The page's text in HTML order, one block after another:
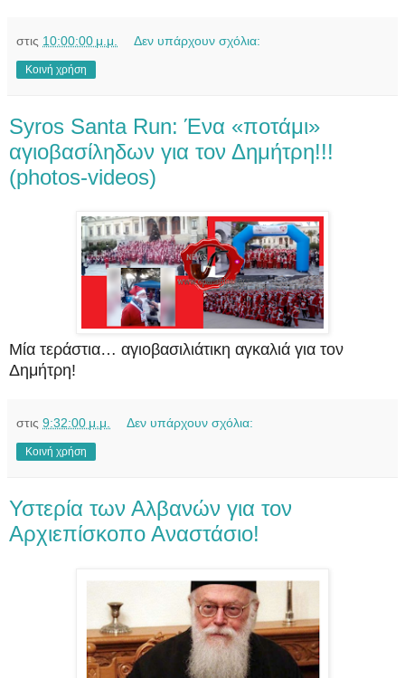
στις 10:00:00 μ.μ. Δεν υπάρχουν σχόλια:
Κοινή χρήση
Syros Santa Run: Ένα «ποτάμι»
αγιοβασίληδων για τον Δημήτρη!!!
(photos-videos)
Μία τεράστια… αγιοβασιλιάτικη αγκαλιά για τον
Δημήτρη!
στις 9:32:00 μ.μ. Δεν υπάρχουν σχόλια:
Κοινή χρήση
Υστερία των Αλβανών για τον
Αρχιεπίσκοπο Αναστάσιο!